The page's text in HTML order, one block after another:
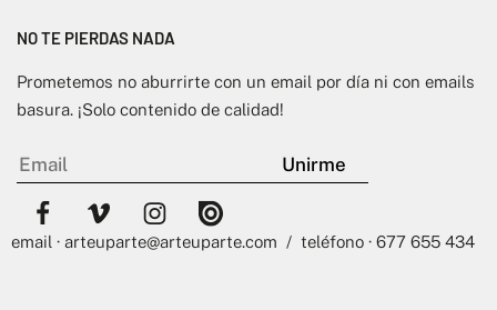
NO TE PIERDAS NADA
Prometemos no aburrirte con un email por día ni con emails
basura. ¡Solo contenido de calidad!
email · arteuparte@arteuparte.com / teléfono · 677 655 434